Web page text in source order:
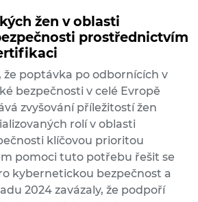
žen v oblasti
prostřednictvím
poptávka po odbornících v
bezpečnosti v celé Evropě
zvyšování příležitostí žen
rolí v oblasti
klíčovou prioritou
pomoci tuto potřebu řešit se
kybernetickou bezpečnost a
2024 zavázaly, že podpoří